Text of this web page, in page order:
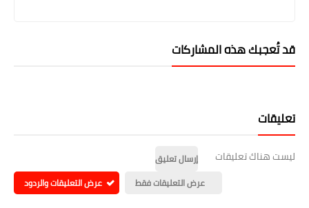
قد تُعجبك هذه المشاركات
تعليقات
ليست هناك تعليقات
إرسال تعليق
عرض التعليقات فقط
عرض التعليقات والردود